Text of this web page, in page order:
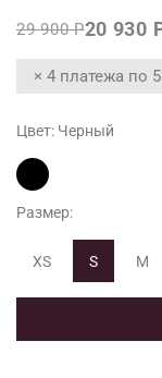
29 900 Р20 930
× 4 платежа по
Цвет: Черный
Размер:
XS S M